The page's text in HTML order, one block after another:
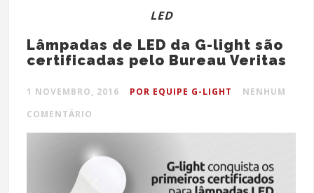
LED
Lâmpadas de LED da G-light são
certificadas pelo Bureau Veritas
1 NOVEMBRO, 2016 POR EQUIPE G-LIGHT
NENHUM
COMENTÁRIO